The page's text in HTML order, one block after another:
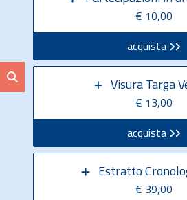
€ 10,00
acquista
Visura Targa
€ 13,00
acquista
Estratto
€ 39,00